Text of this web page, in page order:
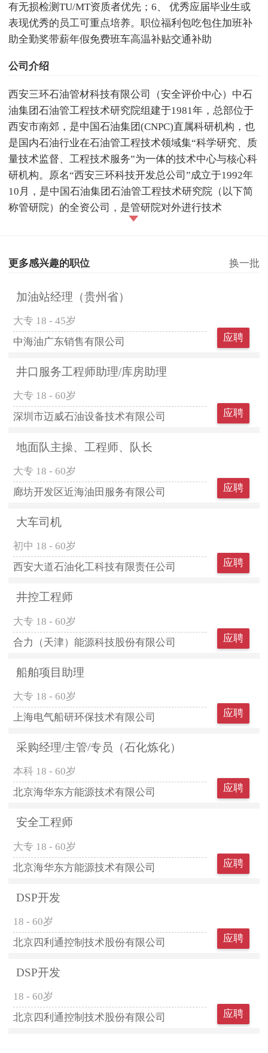
有无损检测TU/MT资质者优先；6、 优秀应届毕业生或
表现优秀的员工可重点培养。职位福利包吃包住加班补
助全勤奖带薪年假免费班车高温补贴交通补助
公司介绍
西安三环石油管材科技有限公司（安全评价中心）中石
油集团石油管工程技术研究院组建于1981年，总部位于
西安市南郊，是中国石油集团(CNPC)直属科研机构，也
是国内石油行业在石油管工程技术领域集“科学研究、质
量技术监督、工程技术服务”为一体的技术中心与核心科
研机构。原名“西安三环科技开发总公司”成立于1992年
10月，是中国石油集团石油管工程技术研究院（以下简
称管研院）的全资公司，是管研院对外进行技术
更多感兴趣的职位 换一批
加油站经理（贵州省）
大专 18 - 45岁
中海油广东销售有限公司
应聘
井口服务工程师助理/库房助理
大专 18 - 60岁
深圳市迈威石油设备技术有限公司
应聘
地面队主操、工程师、队长
大专 18 - 60岁
廊坊开发区近海油田服务有限公司
应聘
大车司机
初中 18 - 60岁
西安大道石油化工科技有限责任公司
应聘
井控工程师
大专 18 - 60岁
合力（天津）能源科技股份有限公司
应聘
船舶项目助理
大专 18 - 60岁
上海电气船研环保技术有限公司
应聘
采购经理/主管/专员（石化炼化）
本科 18 - 60岁
北京海华东方能源技术有限公司
应聘
安全工程师
大专 18 - 60岁
北京海华东方能源技术有限公司
应聘
DSP开发
18 - 60岁
北京四利通控制技术股份有限公司
应聘
DSP开发
18 - 60岁
北京四利通控制技术股份有限公司
应聘